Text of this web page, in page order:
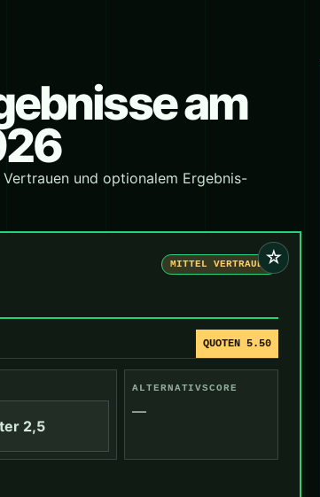
am
und optionalem Ergebnis-
☆
MITTEL VERTRAUEN
QUOTEN 5.50
2,5
ALTERNATIVSCORE
—